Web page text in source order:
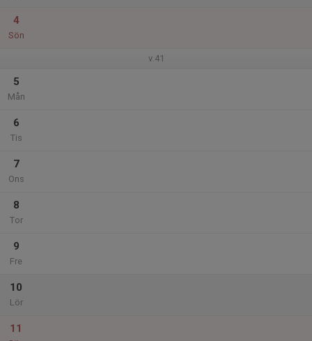
4
Sön
v.41
5
Mån
6
Tis
7
Ons
8
Tor
9
Fre
10
Lör
11